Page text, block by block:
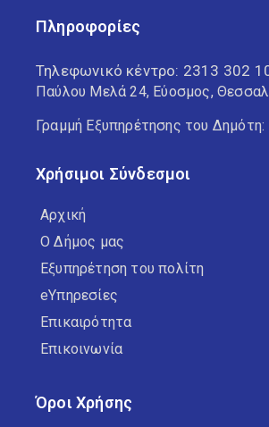
Πληροφορίες
Τηλεφωνικό κέντρο: 2313 302
Παύλου Μελά 24, Εύοσμος,
Γραμμή Εξυπηρέτησης του Δημότη:
Χρήσιμοι Σύνδεσμοι
Αρχική
Ο Δήμος μας
Εξυπηρέτηση του πολίτη
eΥπηρεσίες
Επικαιρότητα
Επικοινωνία
Όροι Χρήσης